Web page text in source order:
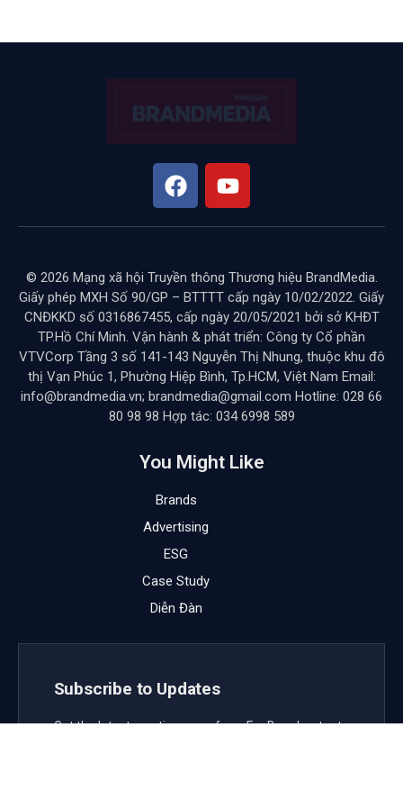
© 2026 Mạng xã hội Truyền thông Thương hiệu BrandMedia.
Giấy phép MXH Số 90/GP – BTTTT cấp ngày 10/02/2022. Giấy
CNĐKKD số 0316867455, cấp ngày 20/05/2021 bởi sở KHĐT
TP.Hồ Chí Minh. Vận hành & phát triển: Công ty Cổ phần
VTVCorp Tầng 3 số 141-143 Nguyễn Thị Nhung, thuộc khu đô
thị Vạn Phúc 1, Phường Hiệp Bình, Tp.HCM, Việt Nam Email:
info@brandmedia.vn; brandmedia@gmail.com Hotline: 028 66
80 98 98 Hợp tác: 034 6998 589
You Might Like
Brands
Advertising
ESG
Case Study
Diễn Đàn
Subscribe to Updates
Get the latest creative news from FooBar about art,